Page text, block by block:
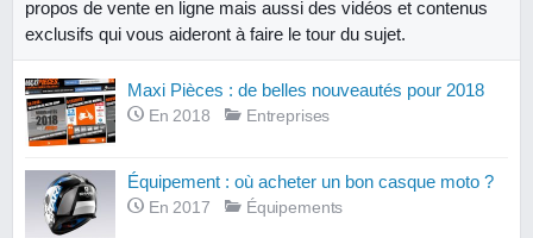
propos de vente en ligne mais aussi des vidéos et contenus
exclusifs qui vous aideront à faire le tour du sujet.
Maxi Pièces : de belles nouveautés pour 2018
En 2018 Entreprises
Équipement : où acheter un bon casque moto ?
En 2017 Équipements